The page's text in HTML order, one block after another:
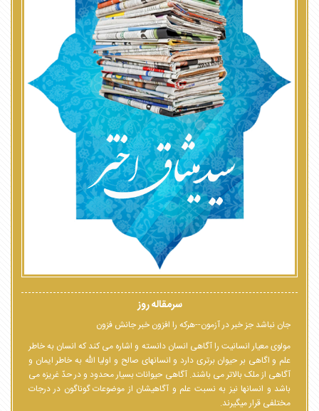
سرمقاله روز
جان نباشد جز خبر در آزمون--هرکه را افزون خبر جانش فزون
مولوی معیار انسانیت را آگاهی انسان دانسته و اشاره می کند که انسان به خاطر
علم و اگاهی بر حیوان برتری دارد و انسانهای صالح و اولیا الله به خاطر ایمان و
آگاهی از ملک بالاتر می باشند. آگاهی حیوانات بسیار محدود و در حدّ غریزه می
باشد و انسانها نیز به نسبت علم و آگاهیشان از موضوعات گوناگون در درجات
مختلفی قرار میگیرند.